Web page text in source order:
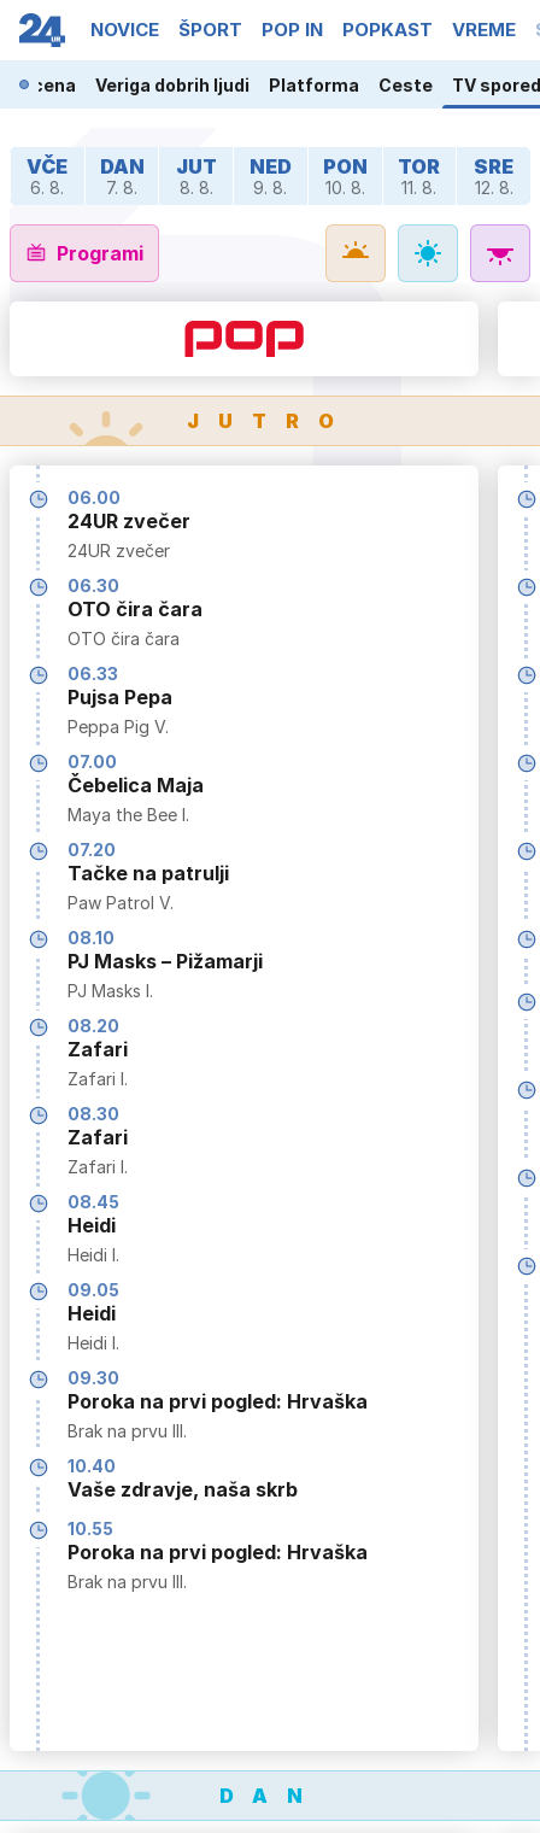
NOVICE ŠPORT POP IN POPKAST VREME
scena Veriga dobrih ljudi Platforma Ceste TV spored
VČE
6. 8.
DAN
7. 8.
JUT
8. 8.
NED
9. 8.
PON
10. 8.
TOR
11. 8.
SRE
12. 8.
Programi
JUTRO
06.00
24UR zvečer
24UR zvečer
06.30
OTO čira čara
OTO čira čara
06.33
Pujsa Pepa
Peppa Pig V.
07.00
Čebelica Maja
Maya the Bee I.
07.20
Tačke na patrulji
Paw Patrol V.
08.10
PJ Masks – Pižamarji
PJ Masks I.
08.20
Zafari
Zafari I.
08.30
Zafari
Zafari I.
08.45
Heidi
Heidi I.
09.05
Heidi
Heidi I.
09.30
Poroka na prvi pogled: Hrvaška
Brak na prvu III.
10.40
Vaše zdravje, naša skrb
10.55
Poroka na prvi pogled: Hrvaška
Brak na prvu III.
DAN